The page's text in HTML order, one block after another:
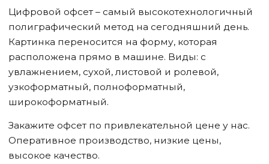
Цифровой офсет – самый высокотехнологичный
полиграфический метод на сегодняшний день.
Картинка переносится на форму, которая
расположена прямо в машине. Виды: с
увлажнением, сухой, листовой и ролевой,
узкоформатный, полноформатный,
широкоформатный.
Закажите офсет по привлекательной цене у нас.
Оперативное производство, низкие цены,
высокое качество.